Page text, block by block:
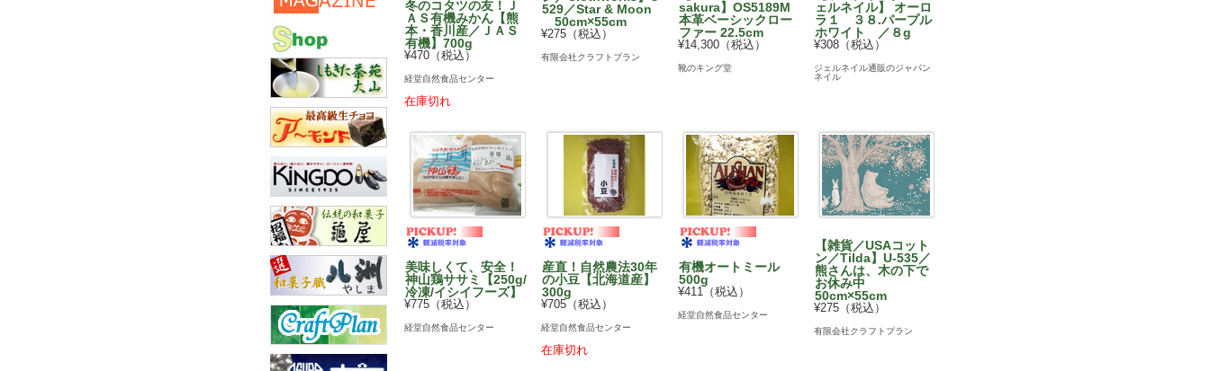
冬のコタツの友！Ｊ
ＡＳ有機みかん【熊
本・香川産／ＪＡＳ
有機】700g
¥470（税込）
経堂自然食品センター
在庫切れ
529／Star & Moon
50cm×55cm
¥275（税込）
有限会社クラフトプラン
sakura】OS5189M
本革ベーシックロー
ファー 22.5cm
¥14,300（税込）
靴のキング堂
ェルネイル】 オーロ
ラ１ ３８.パープル
ホワイト ／８g
¥308（税込）
ジェルネイル通販のジャパン
ネイル
美味しくて、安全！
神山鶏ササミ【250g/
冷凍/イシイフーズ】
¥775（税込）
経堂自然食品センター
産直！自然農法30年
の小豆【北海道産】
300g
¥705（税込）
経堂自然食品センター
在庫切れ
有機オートミール
500g
¥411（税込）
経堂自然食品センター
【雑貨／USAコット
ン／Tilda】U-535／
熊さんは、木の下で
お休み中
50cm×55cm
¥275（税込）
有限会社クラフトプラン